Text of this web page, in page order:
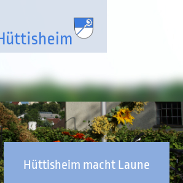
Hüttisheim macht Laune